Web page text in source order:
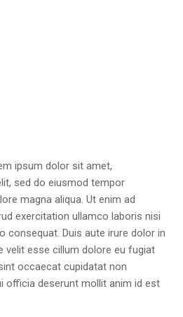
ipsum dolor sit amet,
sed do eiusmod tempor
magna aliqua. Ut enim ad
exercitation ullamco laboris nisi
consequat. Duis aute irure dolor in
velit esse cillum dolore eu fugiat
occaecat cupidatat non
officia deserunt mollit anim id est